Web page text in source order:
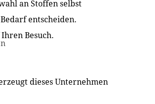
an Stoffen selbst
entscheiden.
Besuch.
dieses Unternehmen